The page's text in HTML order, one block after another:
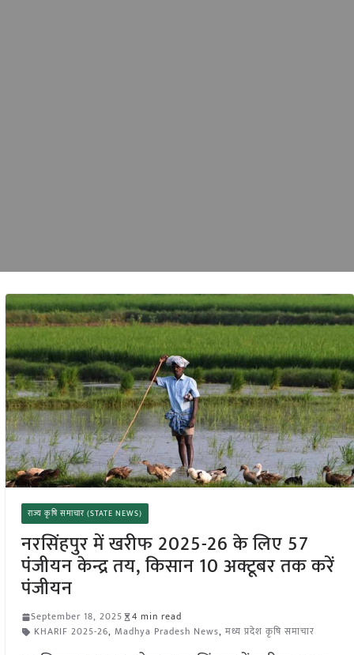
राज्य कृषि समाचार (STATE NEWS)
नरसिंहपुर में खरीफ 2025-26 के लिए 57
पंजीयन केन्द्र तय, किसान 10 अक्टूबर तक करें
पंजीयन
September 18, 2025
4 min read
KHARIF 2025-26, Madhya Pradesh News, मध्य प्रदेश कृषि समाचार